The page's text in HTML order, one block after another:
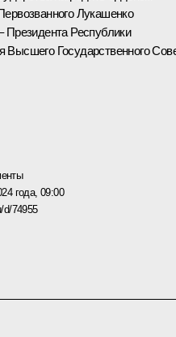
Лукашенко
Президента Республики
Высшего Государственного
года, 09:00
d/74955